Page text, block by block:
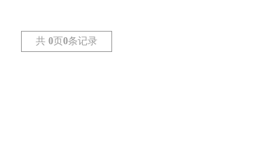
共 0页 0条记录